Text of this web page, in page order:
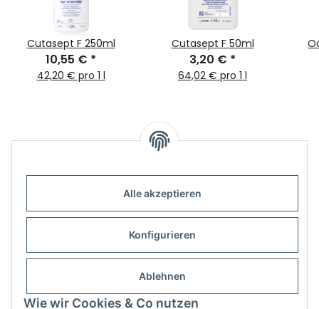
Alle akzeptieren
Konfigurieren
Ablehnen
Wie wir Cookies & Co nutzen
Cutasept F 250ml
10,55 € *
42,20 € pro 1 l
Cutasept F 50ml
3,20 € *
64,02 € pro 1 l
Informationen
Gesetzliche Informationen